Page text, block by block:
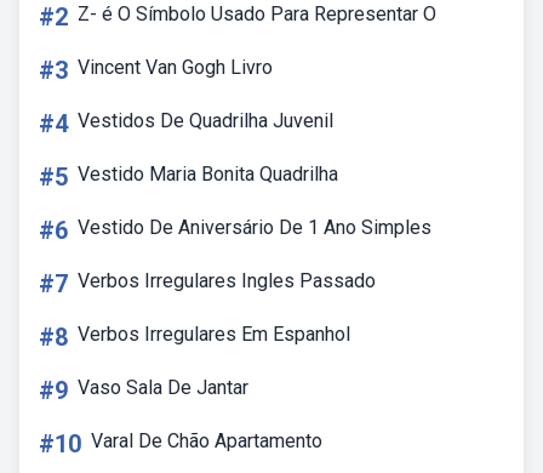
#2 Z- é O Símbolo Usado Para Representar O
#3 Vincent Van Gogh Livro
#4 Vestidos De Quadrilha Juvenil
#5 Vestido Maria Bonita Quadrilha
#6 Vestido De Aniversário De 1 Ano Simples
#7 Verbos Irregulares Ingles Passado
#8 Verbos Irregulares Em Espanhol
#9 Vaso Sala De Jantar
#10 Varal De Chão Apartamento